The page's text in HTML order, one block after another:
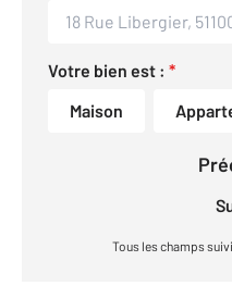
Votre bien est : *
Maison
Tous les champs